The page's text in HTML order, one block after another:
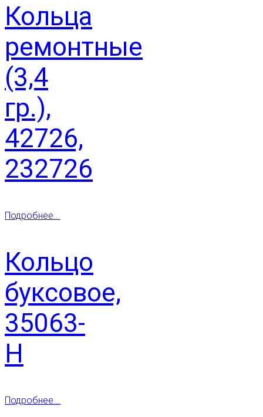
Кольца
ремонтные
(3,4
гр.),
42726,
232726
Подробнее...
Кольцо
буксовое,
35063-
Н
Подробнее...